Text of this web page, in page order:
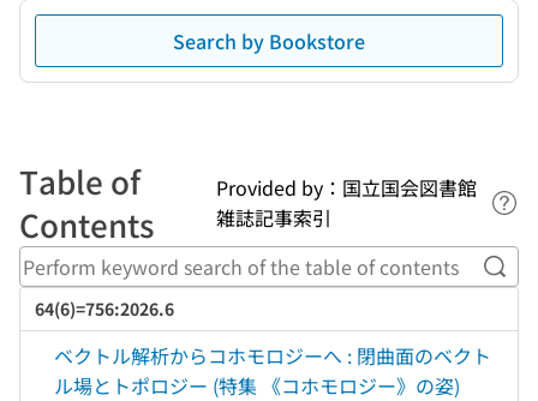
Search by Bookstore
Table of
Contents
Provided by：国立国会図書館
雑誌記事索引
64(6)=756:2026.6
ベクトル解析からコホモロジーへ : 閉曲面のベクト
ル場とトポロジー (特集 《コホモロジー》の姿)